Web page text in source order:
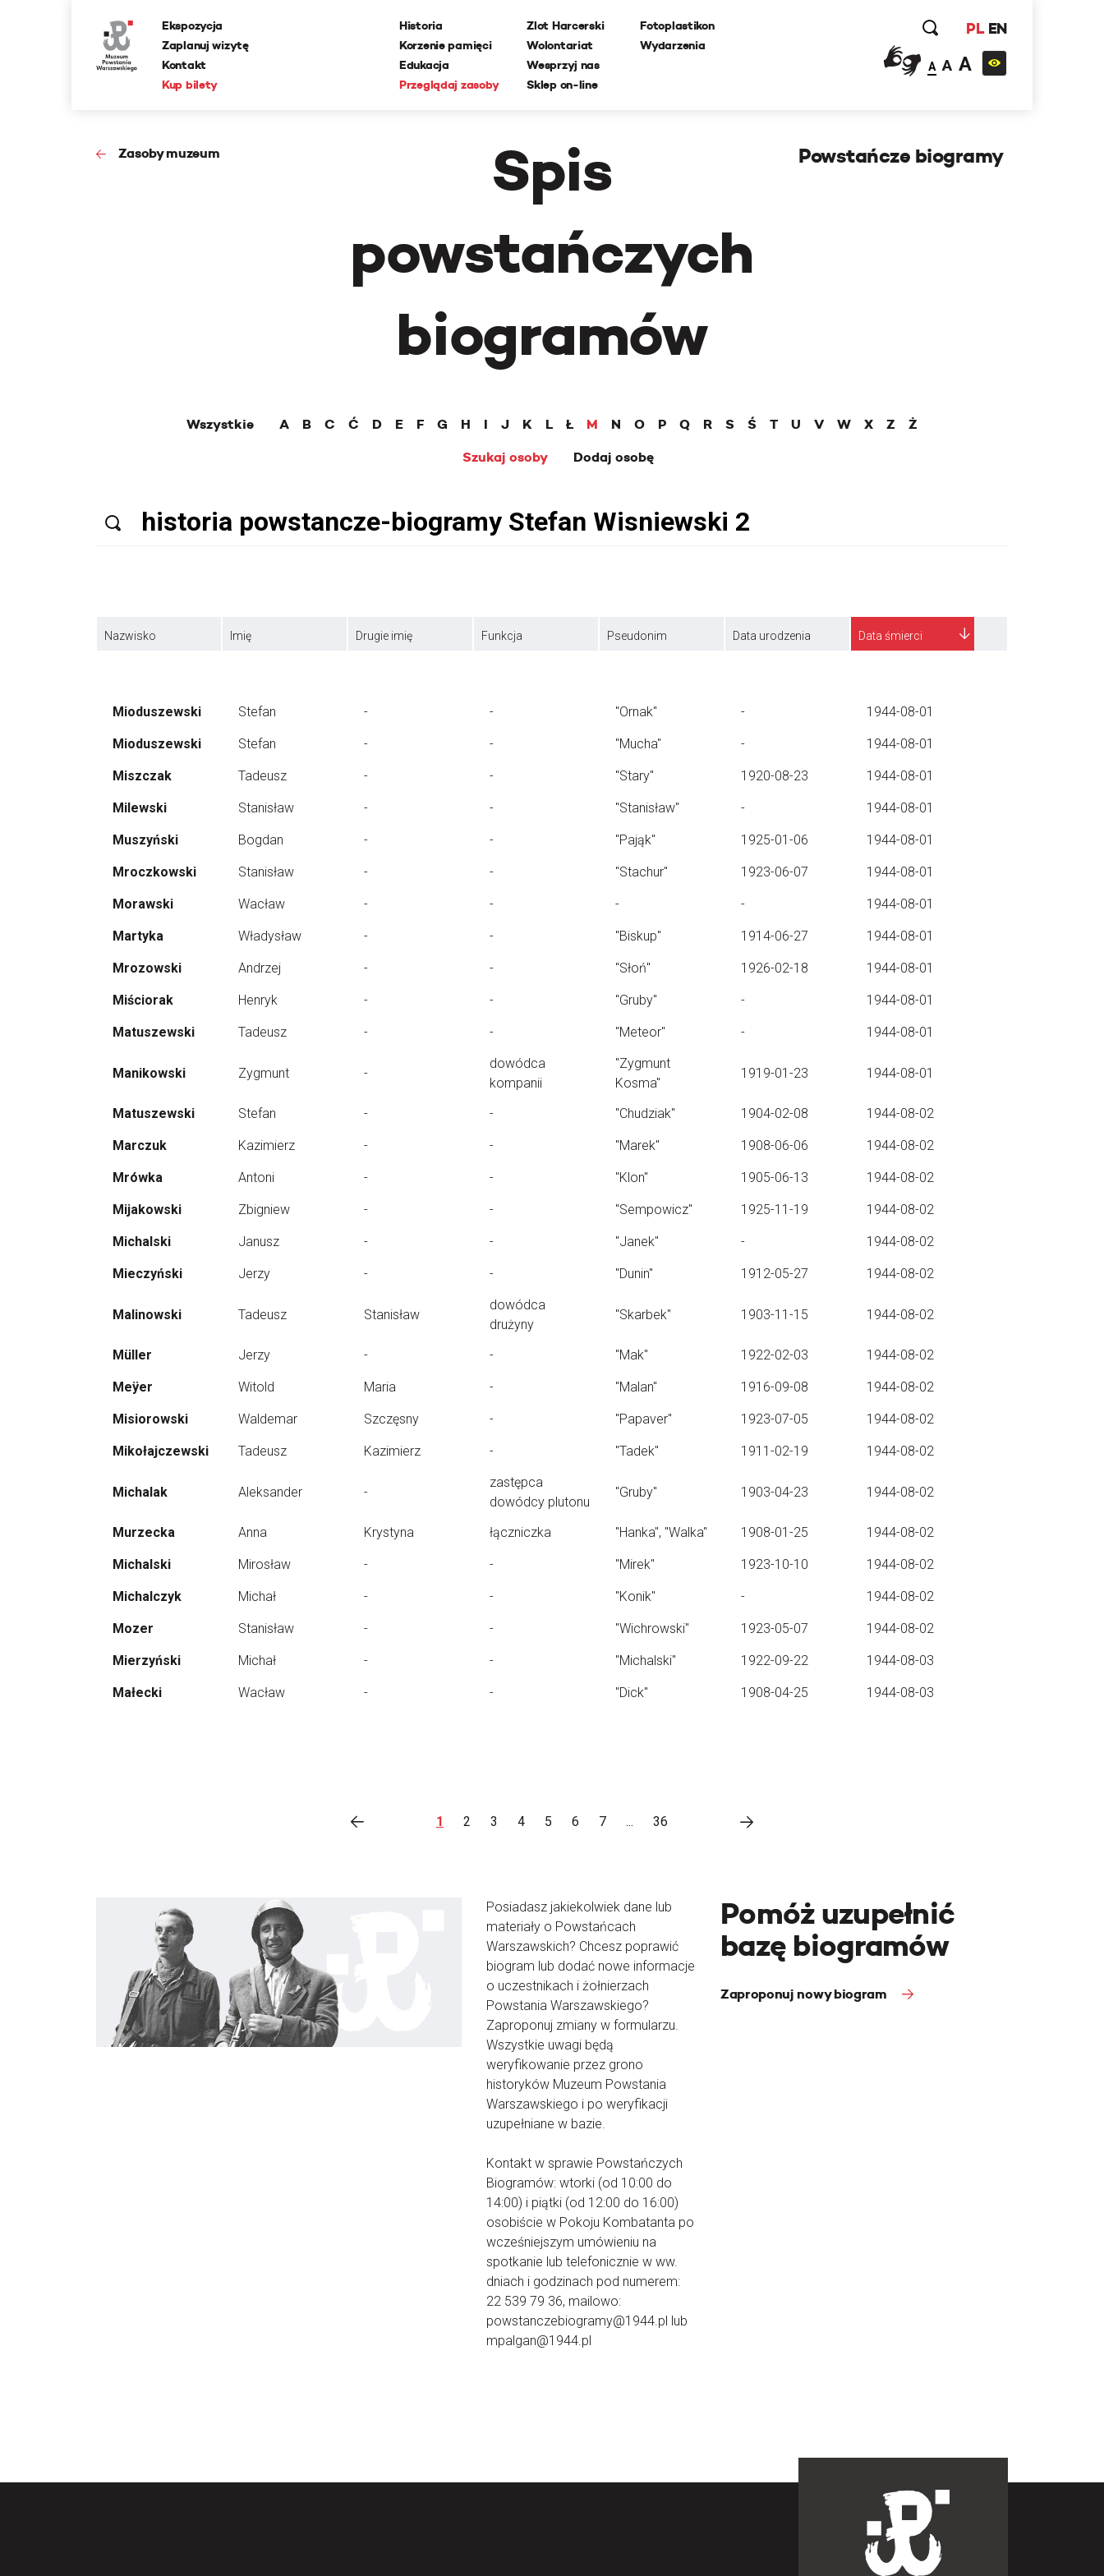
Ekspozycja
Zaplanuj wizytę
Kontakt
Kup bilety
Historia
Korzenie pamięci
Edukacja
Przeglądaj zasoby
Zlot Harcerski
Wolontariat
Wesprzyj nas
Sklep on-line
Fotoplastikon
Wydarzenia
PL EN
A A A
Zasoby muzeum
Spis
powstańczych
biogramów
Powstańcze biogramy
Wszystkie A B C Ć D E F G H I J K L Ł M N O P Q R S Ś T U V W X Z
Ż
Szukaj osoby
Dodaj osobę
Nazwisko Imię Drugie imię Funkcja Pseudonim Data urodzenia Data śmierci
Mioduszewski Stefan - - "Ornak" - 1944-08-01
Mioduszewski Stefan - - "Mucha" - 1944-08-01
Miszczak Tadeusz - - "Stary" 1920-08-23 1944-08-01
Milewski Stanisław - - "Stanisław" - 1944-08-01
Muszyński Bogdan - - "Pająk" 1925-01-06 1944-08-01
Mroczkowski Stanisław - - "Stachur" 1923-06-07 1944-08-01
Morawski Wacław - - - - 1944-08-01
Martyka Władysław - - "Biskup" 1914-06-27 1944-08-01
Mrozowski Andrzej - - "Słoń" 1926-02-18 1944-08-01
Miściorak Henryk - - "Gruby" - 1944-08-01
Matuszewski Tadeusz - - "Meteor" - 1944-08-01
Manikowski Zygmunt -
dowódca
kompanii
"Zygmunt
Kosma"
1919-01-23 1944-08-01
Matuszewski Stefan - - "Chudziak" 1904-02-08 1944-08-02
Marczuk Kazimierz - - "Marek" 1908-06-06 1944-08-02
Mrówka Antoni - - "Klon" 1905-06-13 1944-08-02
Mijakowski Zbigniew - - "Sempowicz" 1925-11-19 1944-08-02
Michalski Janusz - - "Janek" - 1944-08-02
Mieczyński Jerzy - - "Dunin" 1912-05-27 1944-08-02
Malinowski Tadeusz Stanisław
dowódca
drużyny
"Skarbek" 1903-11-15 1944-08-02
Müller Jerzy - - "Mak" 1922-02-03 1944-08-02
Meÿer Witold Maria - "Malan" 1916-09-08 1944-08-02
Misiorowski Waldemar Szczęsny - "Papaver" 1923-07-05 1944-08-02
Mikołajczewski Tadeusz Kazimierz - "Tadek" 1911-02-19 1944-08-02
Michalak Aleksander -
zastępca
dowódcy plutonu
"Gruby" 1903-04-23 1944-08-02
Murzecka Anna Krystyna łączniczka "Hanka", "Walka" 1908-01-25 1944-08-02
Michalski Mirosław - - "Mirek" 1923-10-10 1944-08-02
Michalczyk Michał - - "Konik" - 1944-08-02
Mozer Stanisław - - "Wichrowski" 1923-05-07 1944-08-02
Mierzyński Michał - - "Michalski" 1922-09-22 1944-08-03
Małecki Wacław - - "Dick" 1908-04-25 1944-08-03
1 2 3 4 5 6 7 ... 36
Posiadasz jakiekolwiek dane lub
materiały o Powstańcach
Warszawskich? Chcesz poprawić
biogram lub dodać nowe informacje
o uczestnikach i żołnierzach
Powstania Warszawskiego?
Zaproponuj zmiany w formularzu.
Wszystkie uwagi będą
weryfikowanie przez grono
historyków Muzeum Powstania
Warszawskiego i po weryfikacji
uzupełniane w bazie.
Kontakt w sprawie Powstańczych
Biogramów: wtorki (od 10:00 do
14:00) i piątki (od 12:00 do 16:00)
osobiście w Pokoju Kombatanta po
wcześniejszym umówieniu na
spotkanie lub telefonicznie w ww.
dniach i godzinach pod numerem:
22 539 79 36, mailowo:
powstanczebiogramy@1944.pl lub
mpalgan@1944.pl
Pomóż uzupełnić
bazę biogramów
Zaproponuj nowy biogram